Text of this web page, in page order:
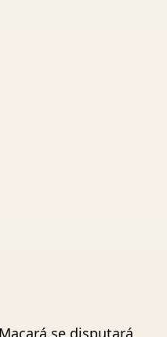
se disputará